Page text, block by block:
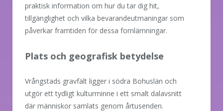
praktisk information om hur du tar dig hit,
tillgänglighet och vilka bevarandeutmaningar som
påverkar framtiden för dessa fornlämningar.
Plats och geografisk betydelse
Vrångstads gravfält ligger i södra Bohuslän och
utgör ett tydligt kulturminne i ett smalt dalavsnitt
där människor samlats genom årtusenden.